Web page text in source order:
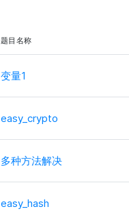
题目名称
变量1
easy_crypto
多种方法解决
easy_hash